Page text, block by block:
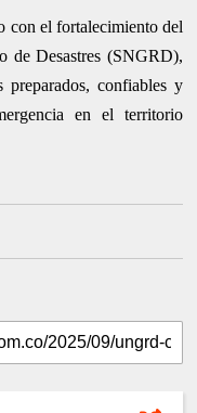
con el fortalecimiento del
de Desastres (SNGRD),
preparados, confiables y
en el territorio